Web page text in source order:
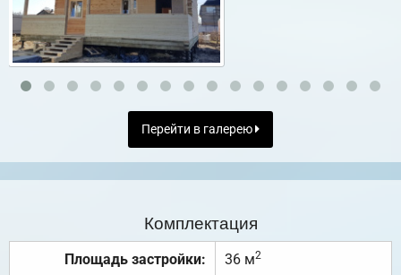
Перейти в галерею
Комплектация
Площадь застройки: 36 м2